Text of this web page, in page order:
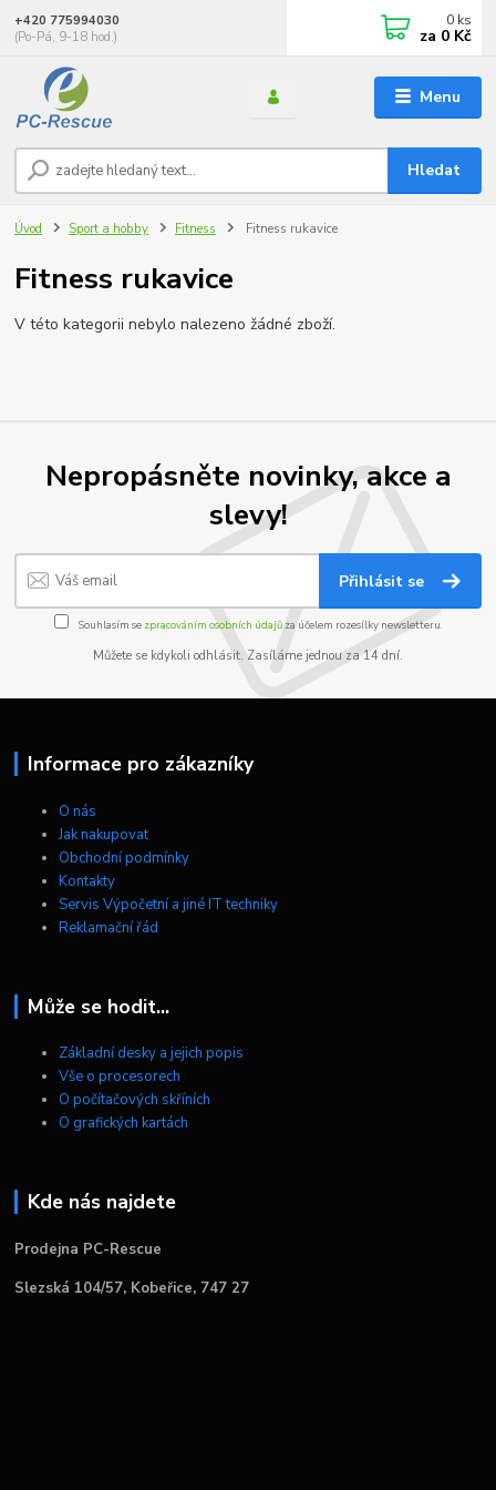
Menu
Hledat
+420 775994030
(Po-Pá, 9-18 hod.)
0 ks
za 0 Kč
Úvod Sport a hobby Fitness Fitness rukavice
Fitness rukavice
V této kategorii nebylo nalezeno žádné zboží.
Nepropásněte novinky, akce a
slevy!
Přihlásit se
Souhlasím se zpracováním osobních údajůza účelem rozesílky newsletteru.
Můžete se kdykoli odhlásit. Zasíláme jednou za 14 dní.
Informace pro zákazníky
O nás
Jak nakupovat
Obchodní podmínky
Kontakty
Servis Výpočetní a jiné IT techniky
Reklamační řád
Může se hodit...
Základní desky a jejich popis
Vše o procesorech
O počítačových skříních
O grafických kartách
Kde nás najdete
Prodejna PC-Rescue
Slezská 104/57, Kobeřice, 747 27